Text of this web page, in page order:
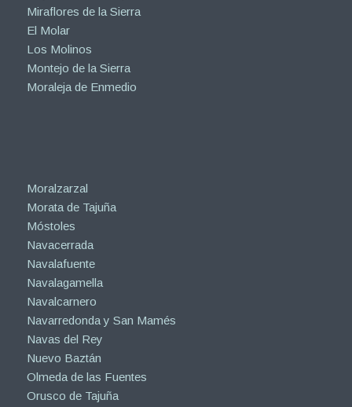
Miraflores de la Sierra
El Molar
Los Molinos
Montejo de la Sierra
Moraleja de Enmedio
Moralzarzal
Morata de Tajuña
Móstoles
Navacerrada
Navalafuente
Navalagamella
Navalcarnero
Navarredonda y San Mamés
Navas del Rey
Nuevo Baztán
Olmeda de las Fuentes
Orusco de Tajuña